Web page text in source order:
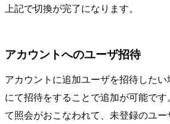
上記で切換が完了になります。
アカウントへのユーザ招待
アカウントに追加ユーザを招待した
にて招待をすることで追加が可能で
て照会がおこなわれて、未登録のユ